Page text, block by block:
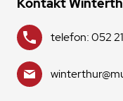
telefon: 052